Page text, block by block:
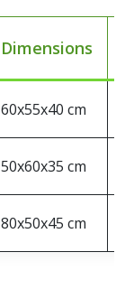
Dimensions
60x55x40 cm
50x60x35 cm
80x50x45 cm